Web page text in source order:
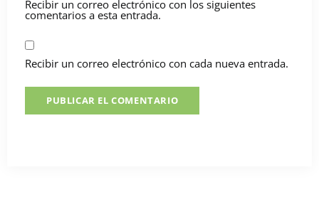
Recibir un correo electrónico con los siguientes
comentarios a esta entrada.
Recibir un correo electrónico con cada nueva entrada.